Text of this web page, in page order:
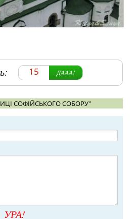
15 ДААА!
СОФІЙСЬКОГО СОБОРУ"
УРА!